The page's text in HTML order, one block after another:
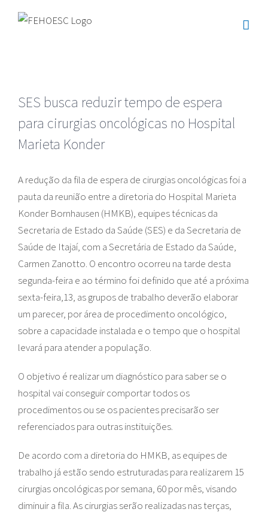
SES busca reduzir tempo de espera
para cirurgias oncológicas no Hospital
Marieta Konder
A redução da fila de espera de cirurgias oncológicas foi a
pauta da reunião entre a diretoria do Hospital Marieta
Konder Bornhausen (HMKB), equipes técnicas da
Secretaria de Estado da Saúde (SES) e da Secretaria de
Saúde de Itajaí, com a Secretária de Estado da Saúde,
Carmen Zanotto. O encontro ocorreu na tarde desta
segunda-feira e ao término foi definido que até a próxima
sexta-feira,13, as grupos de trabalho deverão elaborar
um parecer, por área de procedimento oncológico,
sobre a capacidade instalada e o tempo que o hospital
levará para atender a população.
O objetivo é realizar um diagnóstico para saber se o
hospital vai conseguir comportar todos os
procedimentos ou se os pacientes precisarão ser
referenciados para outras instituições.
De acordo com a diretoria do HMKB, as equipes de
trabalho já estão sendo estruturadas para realizarem 15
cirurgias oncológicas por semana, 60 por mês, visando
diminuir a fila. As cirurgias serão realizadas nas terças,